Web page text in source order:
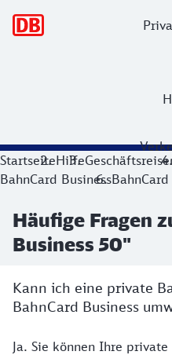
StartseiteHilfe
BahnCard Business
Häufige Fragen
Business 50"
Kann ich eine private
BahnCard Business
Ja. Sie können Ihre